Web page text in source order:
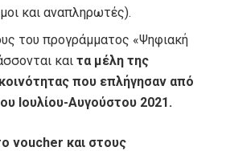
και αναπληρωτές).
του προγράμματος «Ψηφιακή
καιτα μέλη της
που επλήγησαν από
Ιουλίου-Αυγούστου 2021.
voucher και στους